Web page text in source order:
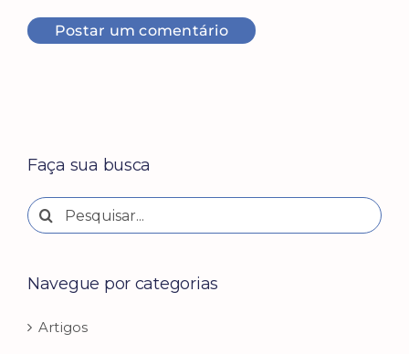
Faça sua busca
Buscar
resultados
Navegue por categorias
Artigos